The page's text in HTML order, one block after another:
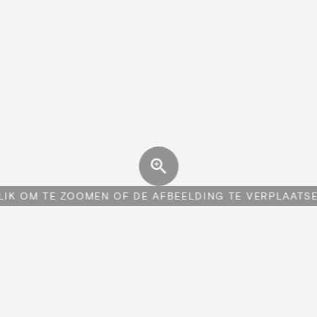
OM TE ZOOMEN OF DE AFBEELDING TE